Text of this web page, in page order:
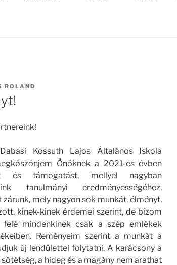
ROLAND
Kossuth Lajos Általános Iskola
Önöknek a 2021-es évben
és támogatást, mellyel nagyban
tanulmányi eredményességéhez,
mely nagyon sok munkát, élményt,
kinek-kinek érdemei szerint, de bízom
mindenkinek csak a szép emlékek
Reményeim szerint a munkát a
új lendülettel folytatni. A karácsony a
a hideg és a magány nem arathat